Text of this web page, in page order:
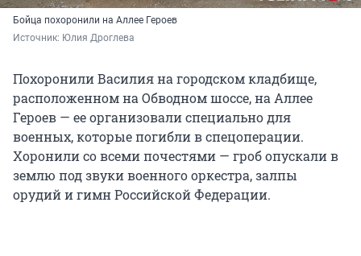
Бойца похоронили на Аллее Героев
Источник: Юлия Дроглева
Похоронили Василия на городском кладбище,
расположенном на Обводном шоссе, на Аллее
Героев — ее организовали специально для
военных, которые погибли в спецоперации.
Хоронили со всеми почестями — гроб опускали в
землю под звуки военного оркестра, залпы
орудий и гимн Российской Федерации.